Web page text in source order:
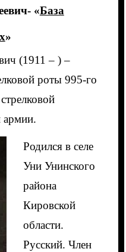
«База
»
роты 995-го
армии.
Родился в селе
Уни Унинского
района
Кировской
области.
Русский. Член